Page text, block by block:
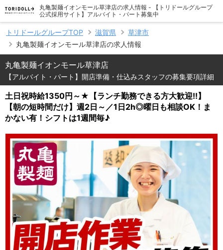
丸亀製麺イオンモール草津店の求人情報 - 【トリドールグループ
公式採用サイト】アルバイト・パート募集中
トリドールグループTOP 滋賀県
草津市
丸亀製麺イオンモール草津店の求人情報
丸亀製麺イオンモール草津店
【アルバイト・パート】開店準備・仕込みスタッフの募集要項詳細
土日祝時給1350円～★【ランチ勤務できる方大歓迎!!】
【朝の短時間だけ】週2日～／1日2h◎曜日も相談OK！ま
かない有！シフトは1週間毎♪